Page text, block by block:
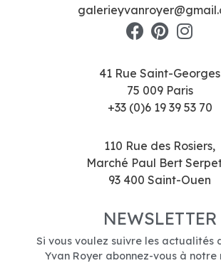
41 Rue Saint-Georges
75 009 Paris
+33 (0)6 19 39 53 70
110 Rue des Rosiers,
Marché Paul Bert
93 400 Saint-Ouen
NEWSLETTER
Si vous voulez suivre les actualités
Yvan Royer abonnez-vous à notre